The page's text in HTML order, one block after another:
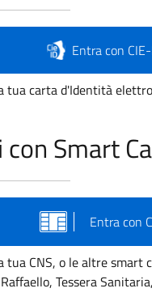
Entra con
tua carta d'Identità
con Smart
Entra con
tua CNS, o le altre smart
Tessera